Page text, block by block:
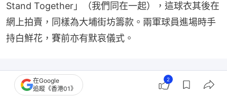
Stand Together」（我們同在一起），這球衣其後在
網上拍賣，同樣為大埔街坊籌款。兩軍球員進場時手
持白鮮花，賽前亦有默哀儀式。
在Google
追蹤《香港01》
2